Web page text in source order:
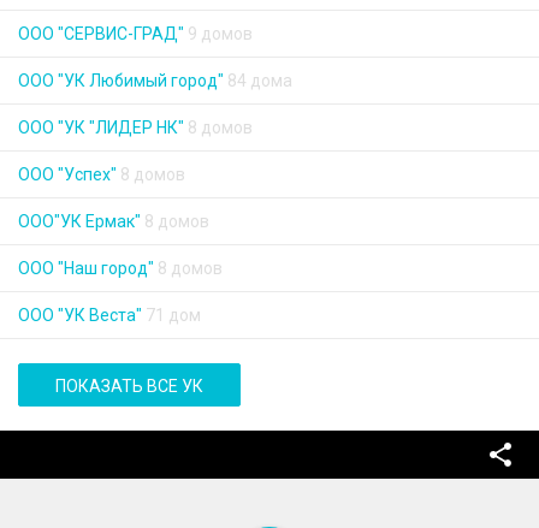
OOO "СЕРВИС-ГРАД" 9 домов
ООО "УК Любимый город" 84 дома
ООО "УК "ЛИДЕР НК" 8 домов
ООО "Успех" 8 домов
ООО"УК Ермак" 8 домов
ООО "Наш город" 8 домов
ООО "УК Веста" 71 дом
ПОКАЗАТЬ ВСЕ УК